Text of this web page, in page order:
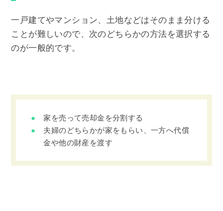
一戸建てやマンション、土地などはそのまま分ける
ことが難しいので、次のどちらかの方法を選択する
のが一般的です。
家を売って売却金を分割する
夫婦のどちらかが家をもらい、一方へ代償
金や他の財産を渡す